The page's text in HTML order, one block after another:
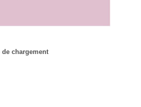
de chargement